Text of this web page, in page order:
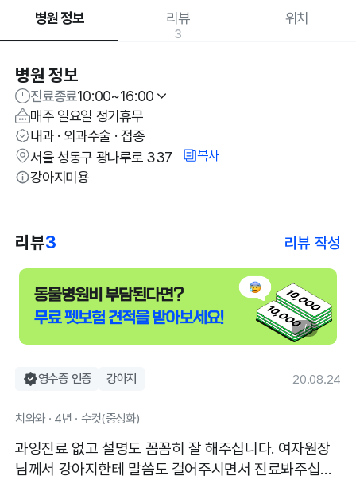
병원 정보 리뷰
3
위치
병원 정보
진료종료10:00~16:00
매주 일요일 정기휴무
내과 · 외과수술 · 접종
서울 성동구 광나루로 337
복사
강아지미용
리뷰3 리뷰 작성
1 / 1
영수증 인증 강아지 20.08.24
치와와 · 4년 · 수컷(중성화)
과잉진료 없고 설명도 꼼꼼히 잘 해주십니다. 여자원장
님께서 강아지한테 말씀도 걸어주시면서 진료봐주십니